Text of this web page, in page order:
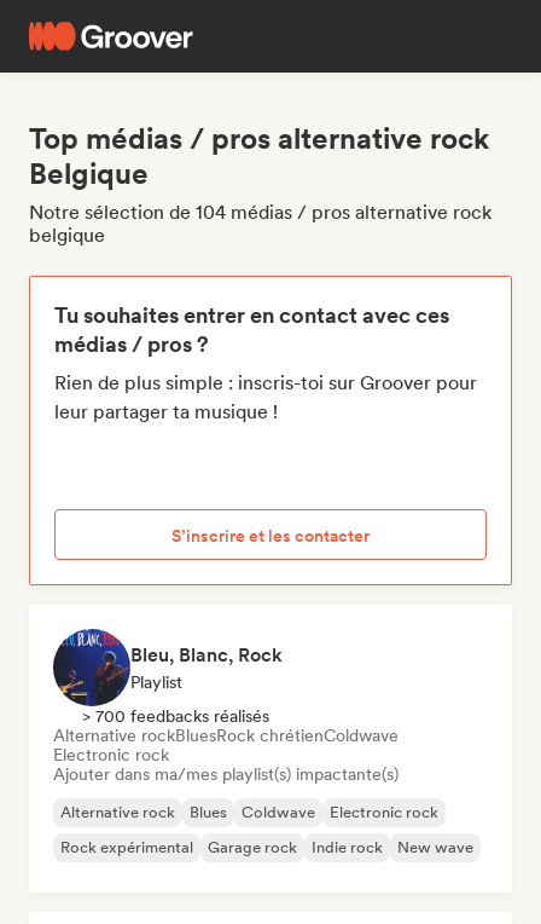
Top médias / pros alternative rock
Belgique
Notre sélection de 104 médias / pros alternative rock
belgique
Tu souhaites entrer en contact avec ces
médias / pros ?
Rien de plus simple : inscris-toi sur Groover pour
leur partager ta musique !
S’inscrire et les contacter
Bleu, Blanc, Rock
Playlist
> 700 feedbacks réalisés
Alternative rockBluesRock chrétienColdwave
Electronic rock
Ajouter dans ma/mes playlist(s) impactante(s)
Alternative rock Blues Coldwave
Electronic rock
Rock expérimental
Garage rock Indie rock New wave